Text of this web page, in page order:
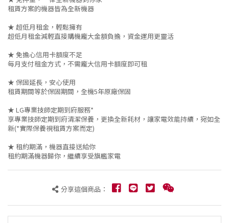
租賃方案的機器皆為全新機器
★ 超低月租金，輕鬆擁有
超低月租金減輕直接購機龐大金額負擔，資金運用更靈活
★ 免擔心信用卡額度不足
每月支付租金方式，不需龐大信用卡額度即可租
★ 保固延長，安心使用
租賃期間等於保固期間，全機5年原廠保固
★ LG專業技師定期到府服務*
享專業技師定期到府清潔保養，更換全新耗材，讓家電效能持續，宛如全
新(*實際保養視租賃方案而定)
★ 租約期滿，機器直接送給你
租約期滿機器歸你，繼續享受旗艦家電
分享這個商品：